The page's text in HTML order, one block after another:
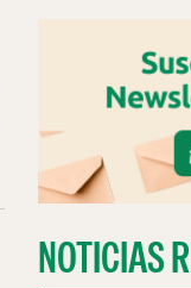
NOTICIAS